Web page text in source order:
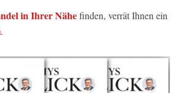
in Ihrer Nähefinden, verrät Ihnen ein
.